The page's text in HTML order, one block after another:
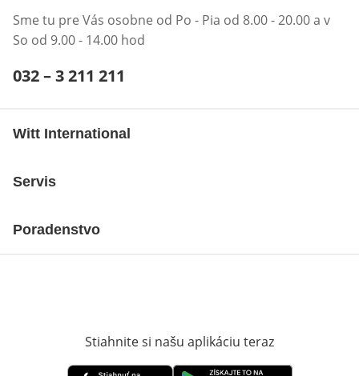
Sme tu pre Vás osobne od Po - Pia od 8.00 - 20.00 a v
So od 9.00 - 14.00 hod
Telefónne číslo:
032 – 3 211 211
Witt International
Servis
Poradenstvo
Stiahnite si našu aplikáciu teraz